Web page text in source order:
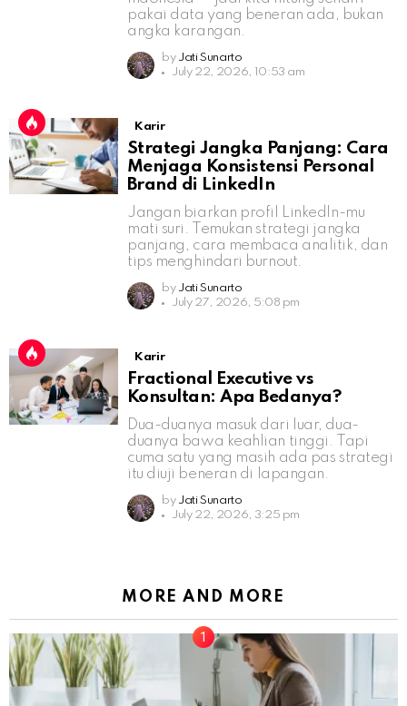
pakai data yang beneran ada, bukan
angka karangan.
by Jati Sunarto
July 22, 2026, 10:53 am
Karir
Strategi Jangka Panjang: Cara
Menjaga Konsistensi Personal
Brand di LinkedIn
Jangan biarkan profil LinkedIn-mu
mati suri. Temukan strategi jangka
panjang, cara membaca analitik, dan
tips menghindari burnout.
by Jati Sunarto
July 27, 2026, 5:08 pm
Karir
Fractional Executive vs
Konsultan: Apa Bedanya?
Dua-duanya masuk dari luar, dua-
duanya bawa keahlian tinggi. Tapi
cuma satu yang masih ada pas strategi
itu diuji beneran di lapangan.
by Jati Sunarto
July 22, 2026, 3:25 pm
MORE AND MORE